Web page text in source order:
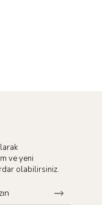
ve yeni
olabilirsiniz.